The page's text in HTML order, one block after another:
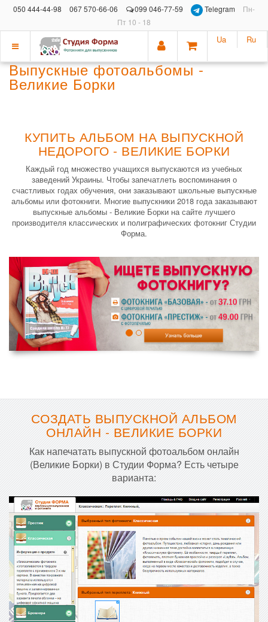
050 444-44-98 067 570-66-06 099 046-77-59 Telegram
Пн-
Пт 10 - 18
Показать
меню
Ua Ru
Выпускные фотоальбомы -
Великие Борки
КУПИТЬ АЛЬБОМ НА ВЫПУСКНОЙ
НЕДОРОГО - ВЕЛИКИЕ БОРКИ
Каждый год множество учащихся выпускаются из учебных
заведений Украины. Чтобы запечатлеть воспоминания о
счастливых годах обучения, они заказывают школьные выпускные
альбомы или фотокниги. Многие выпускники 2018 года заказывают
выпускные альбомы - Великие Борки на сайте лучшего
производителя классических и полиграфических фотокниг Студии
Форма.
СОЗДАТЬ ВЫПУСКНОЙ АЛЬБОМ
ОНЛАЙН - ВЕЛИКИЕ БОРКИ
Как напечатать выпускной фотоальбом онлайн
(Великие Борки) в Студии Форма? Есть четыре
варианта: